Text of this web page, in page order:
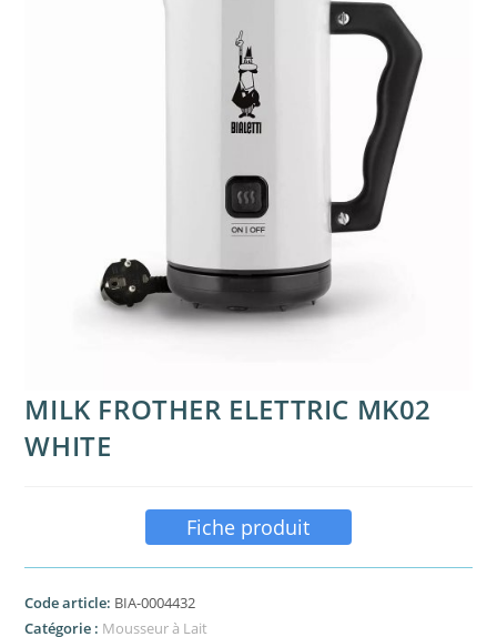
MILK FROTHER ELETTRIC MK02
WHITE
Fiche produit
Code article: BIA-0004432
Catégorie : Mousseur à Lait